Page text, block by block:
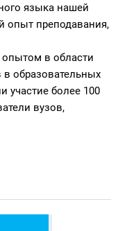
языка нашей
опыт преподавания,
в области
образовательных
участие более 100
вузов,